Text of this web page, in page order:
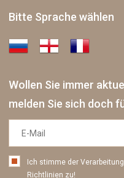
Bitte Sprache wählen
Wollen Sie immer
melden Sie sich doch
Ich stimme der
Richtlinien zu!